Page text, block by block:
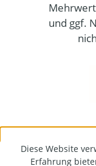
und ggf.
Diese Website
Erfahrung